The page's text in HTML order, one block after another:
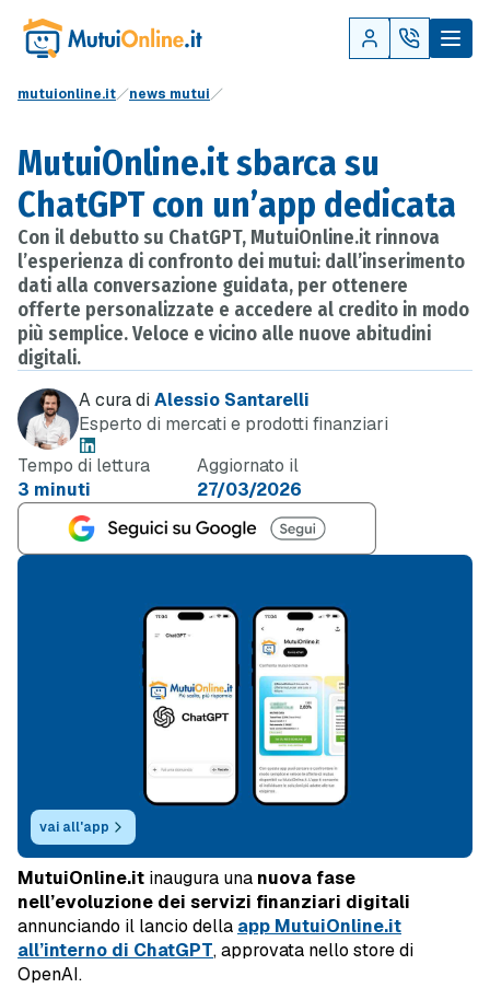
mutuionline.it news mutui
MutuiOnline.it sbarca su
ChatGPT con un’app dedicata
Con il debutto su ChatGPT, MutuiOnline.it rinnova
l’esperienza di confronto dei mutui: dall’inserimento
dati alla conversazione guidata, per ottenere
offerte personalizzate e accedere al credito in modo
più semplice. Veloce e vicino alle nuove abitudini
digitali.
A cura diAlessio Santarelli
Esperto di mercati e prodotti finanziari
Tempo di lettura
3 minuti
Aggiornato il
27/03/2026
vai all'app
MutuiOnline.it inaugura una nuova fase
nell’evoluzione dei servizi finanziari digitali
annunciando il lancio della app MutuiOnline.it
all’interno di ChatGPT, approvata nello store di
OpenAI.